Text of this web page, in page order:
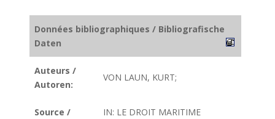
Données bibliographiques / Bibliografische
Daten
Auteurs /
Autoren:
VON LAUN, KURT;
Source /
IN: LE DROIT MARITIME